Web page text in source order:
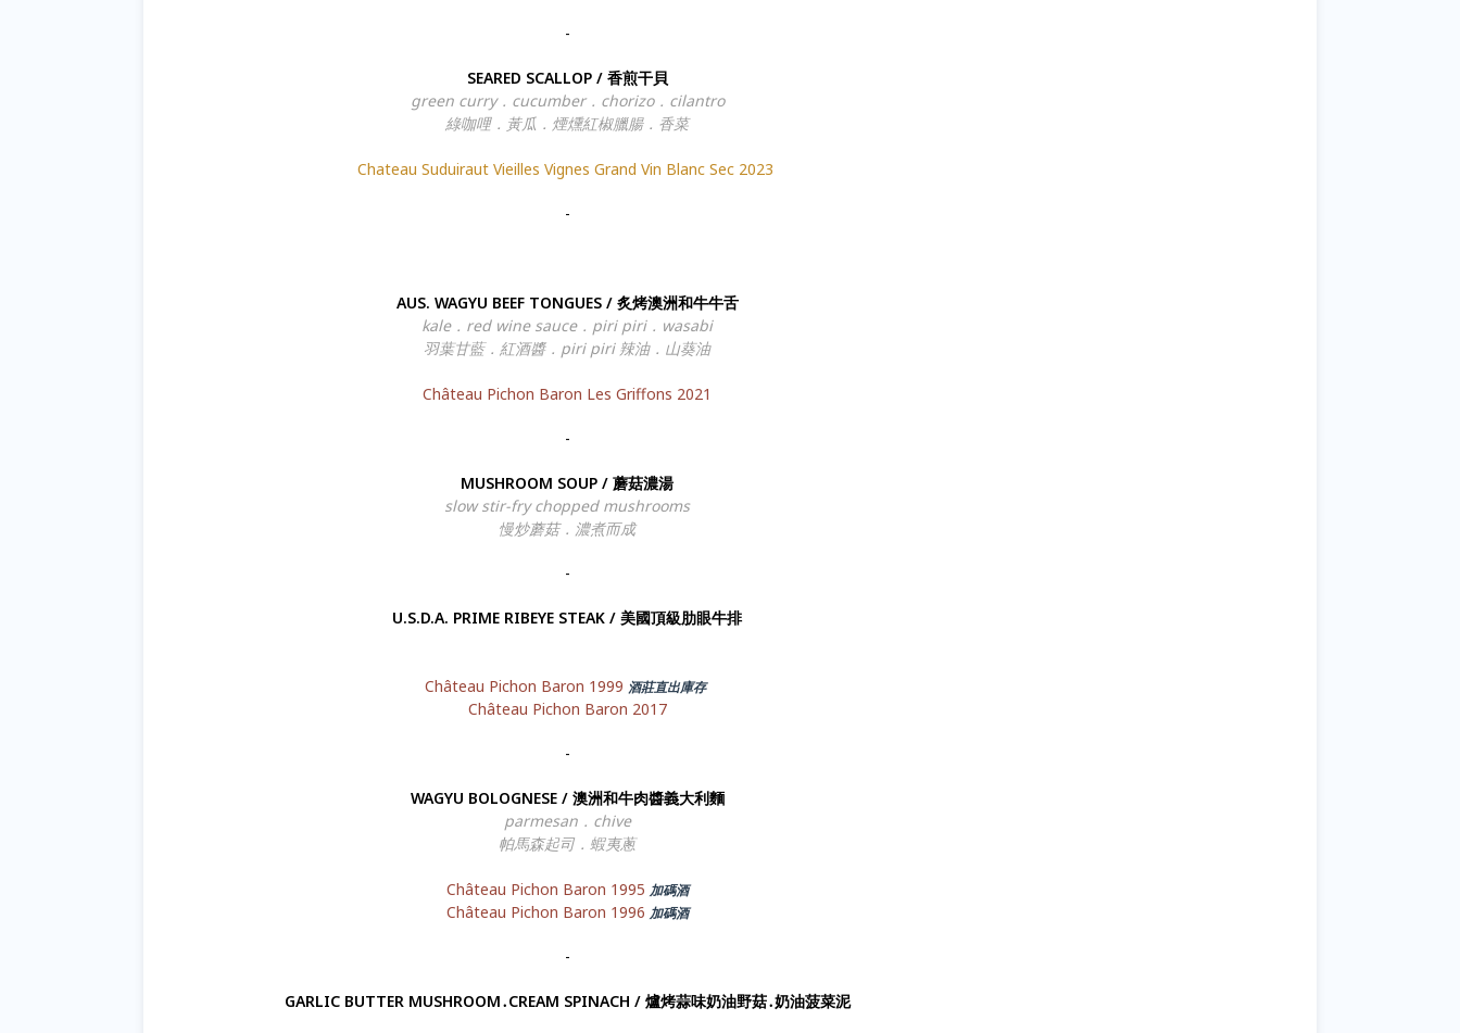
-
SEARED SCALLOP / 香煎干貝
green curry．cucumber．chorizo．cilantro
綠咖哩．黃瓜．煙燻紅椒臘腸．香菜
Chateau Suduiraut Vieilles Vignes Grand Vin Blanc Sec 2023
-
AUS. WAGYU BEEF TONGUES / 炙烤澳洲和牛牛舌
kale．red wine sauce．piri piri．wasabi
羽葉甘藍．紅酒醬．piri piri 辣油．山葵油
Château Pichon Baron Les Griffons 2021
-
MUSHROOM SOUP / 蘑菇濃湯
slow stir-fry chopped mushrooms
慢炒蘑菇．濃煮而成
-
U.S.D.A. PRIME RIBEYE STEAK / 美國頂級肋眼牛排
Château Pichon Baron 1999 酒莊直出庫存
Château Pichon Baron 2017
-
WAGYU BOLOGNESE / 澳洲和牛肉醬義大利麵
parmesan．chive
帕馬森起司．蝦夷蔥
Château Pichon Baron 1995 加碼酒
Château Pichon Baron 1996 加碼酒
-
GARLIC BUTTER MUSHROOM․CREAM SPINACH / 爐烤蒜味奶油野菇․奶油菠菜泥